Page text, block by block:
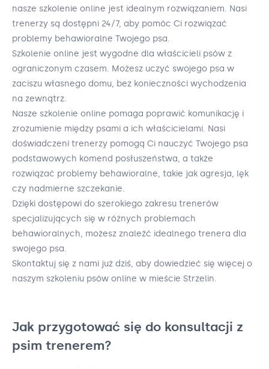
nasze szkolenie online jest idealnym rozwiązaniem. Nasi
trenerzy są dostępni 24/7, aby pomóc Ci rozwiązać
problemy behawioralne Twojego psa.
Szkolenie online jest wygodne dla właścicieli psów z
ograniczonym czasem. Możesz uczyć swojego psa w
zaciszu własnego domu, bez konieczności wychodzenia
na zewnątrz.
Nasze szkolenie online pomaga poprawić komunikację i
zrozumienie między psami a ich właścicielami. Nasi
doświadczeni trenerzy pomogą Ci nauczyć Twojego psa
podstawowych komend posłuszeństwa, a także
rozwiązać problemy behawioralne, takie jak agresja, lęk
czy nadmierne szczekanie.
Dzięki dostępowi do szerokiego zakresu trenerów
specjalizujących się w różnych problemach
behawioralnych, możesz znaleźć idealnego trenera dla
swojego psa.
Skontaktuj się z nami już dziś, aby dowiedzieć się więcej o
naszym szkoleniu psów online w mieście Strzelin.
Jak przygotować się do konsultacji z
psim trenerem?